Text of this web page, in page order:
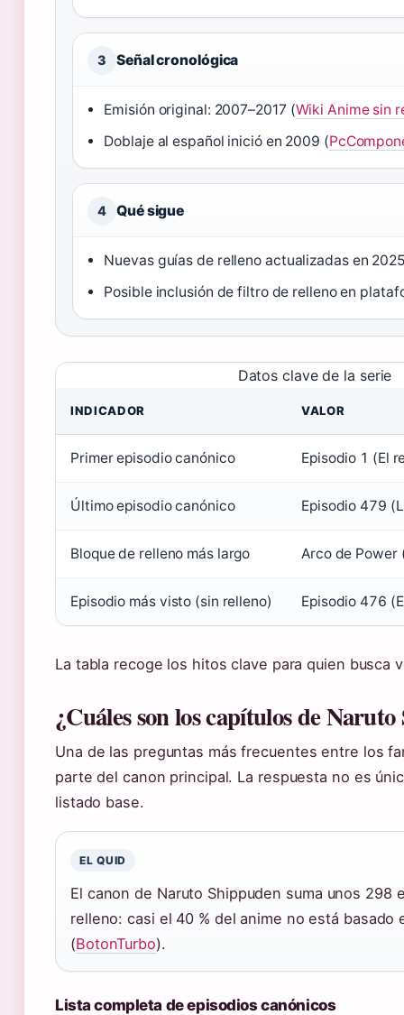
3 Señal cronológica
Emisión original: 2007–2017 (Wiki Anime sin
Doblaje al español inició en 2009 (
4 Qué sigue
Nuevas guías de relleno actualizadas en
Posible inclusión de filtro de relleno en
Datos clave de la serie
INDICADOR VALOR
Primer episodio canónico Episodio 1 (El
Último episodio canónico Episodio 479
Bloque de relleno más largo Arco de Power
Episodio más visto (sin relleno) Episodio 476
La tabla recoge los hitos clave para quien busca
¿Cuáles son los capítulos de
Una de las preguntas más frecuentes entre los
parte del canon principal. La respuesta no es
listado base.
EL QUID
El canon de Naruto Shippuden suma unos
relleno: casi el 40 % del anime no está
(BotonTurbo).
Lista completa de episodios canónicos